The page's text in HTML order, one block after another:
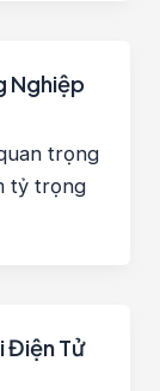
Nghiệp
trọng
tỷ trọng
Điện Tử